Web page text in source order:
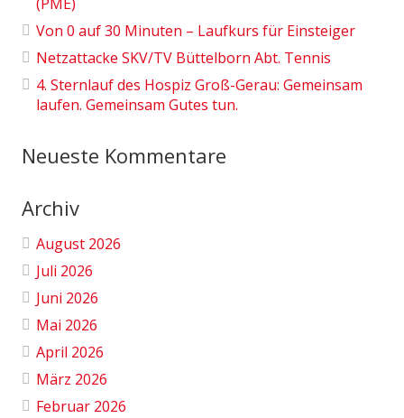
(PME)
Von 0 auf 30 Minuten – Laufkurs für Einsteiger
Netzattacke SKV/TV Büttelborn Abt. Tennis
4. Sternlauf des Hospiz Groß-Gerau: Gemeinsam
laufen. Gemeinsam Gutes tun.
Neueste Kommentare
Archiv
August 2026
Juli 2026
Juni 2026
Mai 2026
April 2026
März 2026
Februar 2026